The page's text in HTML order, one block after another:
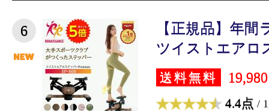
6
【正規品】年
ツイストエアロ
送料無料
4.4点 /